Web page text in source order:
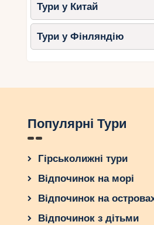
Тури у Китай
Тури у Фінляндію
Популярні Тури
Гірськолижні тури
Відпочинок на морі
Відпочинок на
Відпочинок з дітьми